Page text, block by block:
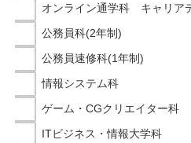
オンライン通学科 キャリア
公務員科(2年制)
公務員速修科(1年制)
情報システム科
ゲーム・CGクリエイター科
ITビジネス・情報大学科